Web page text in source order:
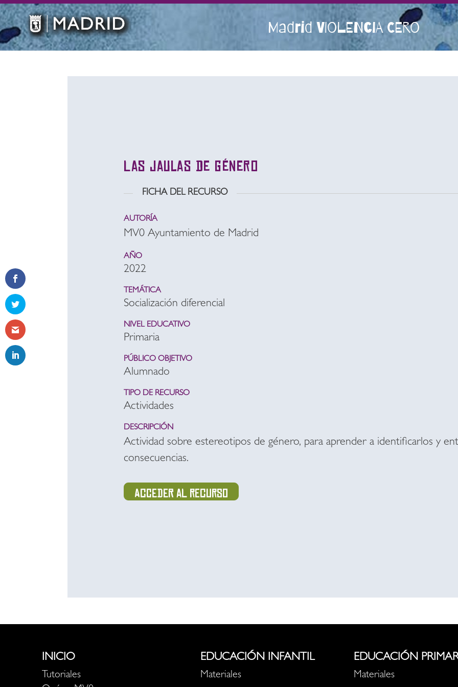
Madrid VIOLENCIA CERO
Las jaulas de género
FICHA DEL RECURSO
AUTORÍA
MV0 Ayuntamiento de Madrid
AÑO
2022
TEMÁTICA
Socialización diferencial
NIVEL EDUCATIVO
Primaria
PÚBLICO OBJETIVO
Alumnado
TIPO DE RECURSO
Actividades
DESCRIPCIÓN
Actividad sobre estereotipos de género, para aprender a identificarlos y
consecuencias.
Acceder al recurso
INICIO
Tutoriales
EDUCACIÓN INFANTIL
Materiales
EDUCACIÓN
Materiales